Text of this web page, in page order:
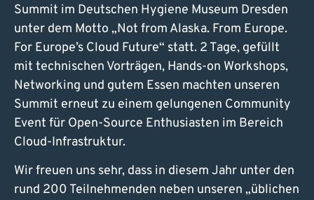
Summit im Deutschen Hygiene Museum Dresden
unter dem Motto „Not from Alaska. From Europe.
For Europe’s Cloud Future“ statt. 2 Tage, gefüllt
mit technischen Vorträgen, Hands-on Workshops,
Networking und gutem Essen machten unseren
Summit erneut zu einem gelungenen Community
Event für Open-Source Enthusiasten im Bereich
Cloud-Infrastruktur.
Wir freuen uns sehr, dass in diesem Jahr unter den
rund 200 Teilnehmenden neben unseren „üblichen